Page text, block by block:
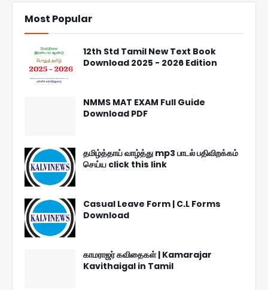
Most Popular
12th Std Tamil New Text Book
Download 2025 - 2026 Edition
NMMS MAT EXAM Full Guide
Download PDF
தமிழ்த்தாய் வாழ்த்து mp3 பாடல் பதிவிறக்கம்
செய்ய click this link
Casual Leave Form | C.L Forms
Download
காமராஜர் கவிதைகள் | Kamarajar
Kavithaigal in Tamil